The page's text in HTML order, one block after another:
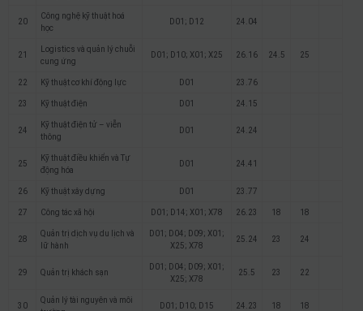
20
Công nghệ kỹ thuật hoá
học
D01; D12 24.04
21
Logistics và quản lý chuỗi
cung ứng
D01; D10; X01; X25 26.16 24.5 25
22 Kỹ thuật cơ khí động lực D01 23.76
23 Kỹ thuật điện D01 24.15
24
Kỹ thuật điện tử – viễn
thông
D01 24.24
25
Kỹ thuật điều khiển và Tự
động hóa
D01 24.41
26 Kỹ thuật xây dựng D01 23.77
27 Công tác xã hội D01; D14; X01; X78 26.23 18 18
28
Quản trị dịch vụ du lịch và
lữ hành
D01; D04; D09; X01;
X25; X78
25.24 23 24
29 Quản trị khách sạn
D01; D04; D09; X01;
X25; X78
25.5 23 22
30
Quản lý tài nguyên và môi
D01; D10; D15 24.23 18 18